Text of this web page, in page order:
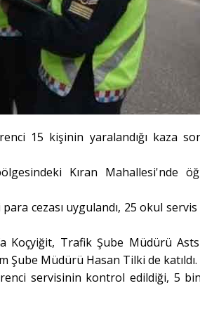
15 kişinin yaralandığı kaza
Kıran Mahallesi'nde
cezası uygulandı, 25 okul servis
Koçyiğit, Trafik Şube Müdürü
Şube Müdürü Hasan Tilki de katıldı.
servisinin kontrol edildiği, 5